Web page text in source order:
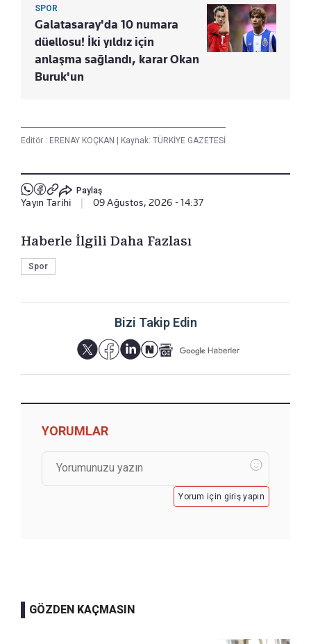
SPOR
Galatasaray'da 10 numara
düellosu! İki yıldız için
anlaşma sağlandı, karar Okan
Buruk'un
Editör : ERENAY KOÇKAN Kaynak: TÜRKİYE GAZETESİ
Paylaş
Yayın Tarihi 09 Ağustos, 2026 - 14:37
Haberle İlgili Daha Fazlası
Spor
Bizi Takip Edin
YORUMLAR
Yorum için giriş yapın
GÖZDEN KAÇMASIN